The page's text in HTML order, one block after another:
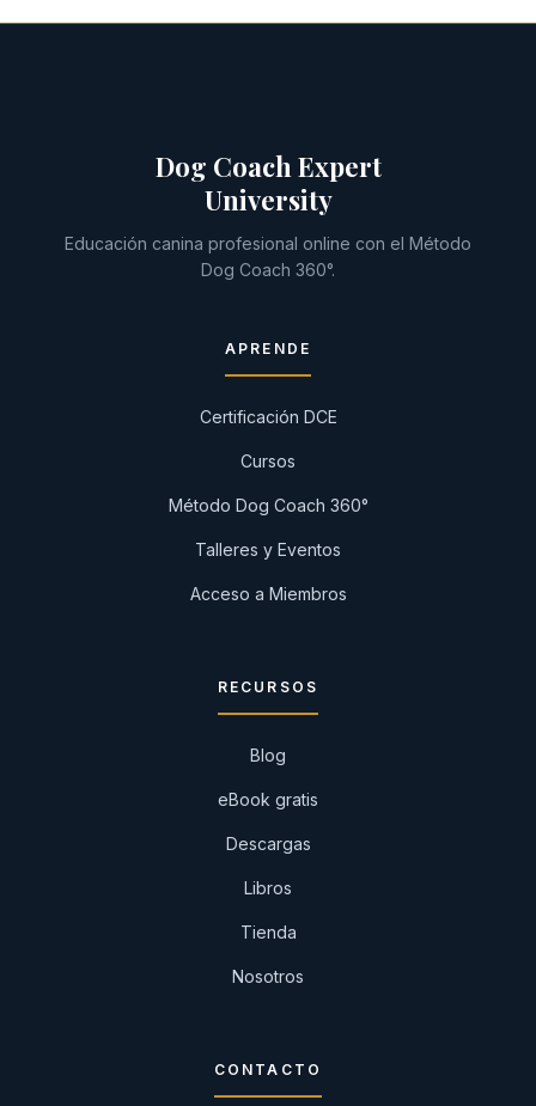
Dog Coach Expert
University
Educación canina profesional online con el Método
Dog Coach 360°.
APRENDE
Certificación DCE
Cursos
Método Dog Coach 360°
Talleres y Eventos
Acceso a Miembros
RECURSOS
Blog
eBook gratis
Descargas
Libros
Tienda
Nosotros
CONTACTO